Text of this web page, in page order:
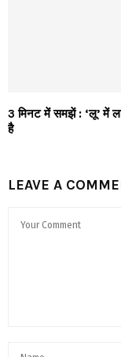
3 मिनट में समझें : ‘लू’ में
है
LEAVE A